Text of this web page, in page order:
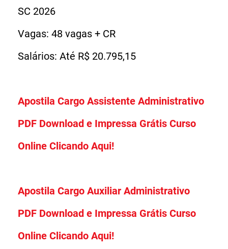
SC 2026
Vagas: 48 vagas + CR
Salários: Até R$ 20.795,15
Apostila Cargo Assistente Administrativo
PDF Download e Impressa Grátis Curso
Online Clicando Aqui!
Apostila Cargo Auxiliar Administrativo
PDF Download e Impressa Grátis Curso
Online Clicando Aqui!